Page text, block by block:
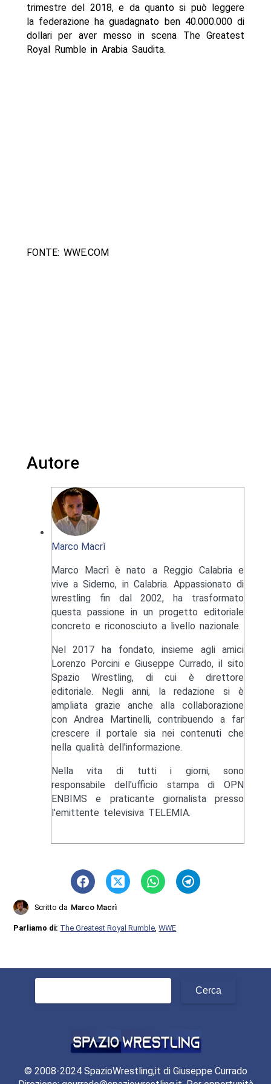
trimestre del 2018, e da quanto si può leggere
la federazione ha guadagnato ben 40.000.000 di
dollari per aver messo in scena The Greatest
Royal Rumble in Arabia Saudita.
FONTE: WWE.COM
Autore
Marco Macrì
Marco Macrì è nato a Reggio Calabria e
vive a Siderno, in Calabria. Appassionato di
wrestling fin dal 2002, ha trasformato
questa passione in un progetto editoriale
concreto e riconosciuto a livello nazionale.
Nel 2017 ha fondato, insieme agli amici
Lorenzo Porcini e Giuseppe Currado, il sito
Spazio Wrestling, di cui è direttore
editoriale. Negli anni, la redazione si è
ampliata grazie anche alla collaborazione
con Andrea Martinelli, contribuendo a far
crescere il portale sia nei contenuti che
nella qualità dell'informazione.
Nella vita di tutti i giorni, sono
responsabile dell'ufficio stampa di OPN
ENBIMS e praticante giornalista presso
l'emittente televisiva TELEMIA.
Scritto da Marco Macrì
Parliamo di: The Greatest Royal Rumble,WWE
Ricerca
© 2008-2024 SpazioWrestling,it di Giuseppe Currado